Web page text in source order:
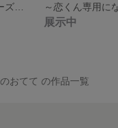
展示中
おてて の作品一覧